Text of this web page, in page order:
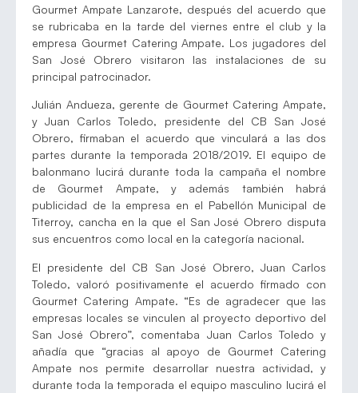
Gourmet Ampate Lanzarote, después del acuerdo que
se rubricaba en la tarde del viernes entre el club y la
empresa Gourmet Catering Ampate. Los jugadores del
San José Obrero visitaron las instalaciones de su
principal patrocinador.
Julián Andueza, gerente de Gourmet Catering Ampate,
y Juan Carlos Toledo, presidente del CB San José
Obrero, firmaban el acuerdo que vinculará a las dos
partes durante la temporada 2018/2019. El equipo de
balonmano lucirá durante toda la campaña el nombre
de Gourmet Ampate, y además también habrá
publicidad de la empresa en el Pabellón Municipal de
Titerroy, cancha en la que el San José Obrero disputa
sus encuentros como local en la categoría nacional.
El presidente del CB San José Obrero, Juan Carlos
Toledo, valoró positivamente el acuerdo firmado con
Gourmet Catering Ampate. “Es de agradecer que las
empresas locales se vinculen al proyecto deportivo del
San José Obrero”, comentaba Juan Carlos Toledo y
añadía que “gracias al apoyo de Gourmet Catering
Ampate nos permite desarrollar nuestra actividad, y
durante toda la temporada el equipo masculino lucirá el